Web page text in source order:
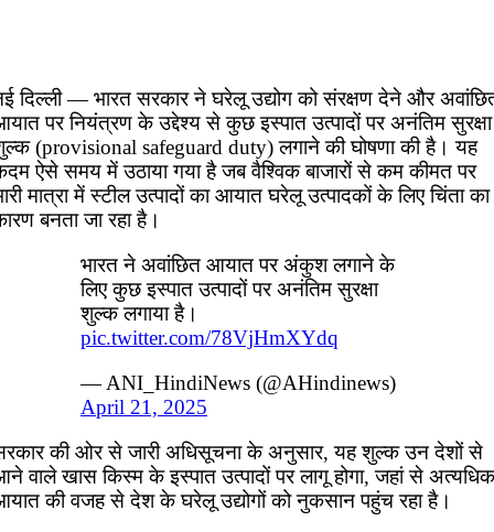
दिल्ली — भारत सरकार ने घरेलू उद्योग को संरक्षण देने और
पर नियंत्रण के उद्देश्य से कुछ इस्पात उत्पादों पर अनंतिम सुरक्षा
(provisional safeguard duty) लगाने की घोषणा की है। यह
ऐसे समय में उठाया गया है जब वैश्विक बाजारों से कम कीमत पर
मात्रा में स्टील उत्पादों का आयात घरेलू उत्पादकों के लिए चिंता का
बनता जा रहा है।
भारत ने अवांछित आयात पर अंकुश लगाने के
लिए कुछ इस्पात उत्पादों पर अनंतिम सुरक्षा
शुल्क लगाया है।
pic.twitter.com/78VjHmXYdq
— ANI_HindiNews (@AHindinews)
April 21, 2025
की ओर से जारी अधिसूचना के अनुसार, यह शुल्क उन देशों से
वाले खास किस्म के इस्पात उत्पादों पर लागू होगा, जहां से अत्यधिक
की वजह से देश के घरेलू उद्योगों को नुकसान पहुंच रहा है।